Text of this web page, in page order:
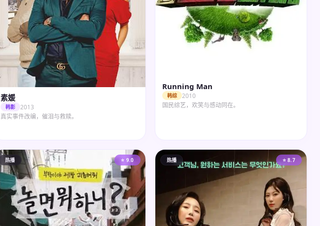
素媛
韩影
2013
真实事件改编，催泪与救赎。
Running Man
韩综
2010
国民综艺，欢笑与感动同在。
热播 ⭐ 9.0 热播 ⭐ 8.7